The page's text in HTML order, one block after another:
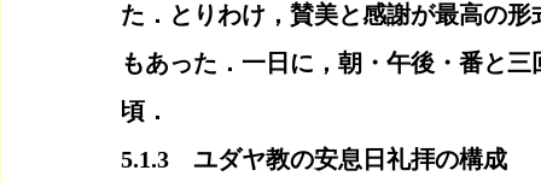
た．とりわけ，賛美と感謝が最高の
もあった．一日に，朝・午後・番と
頃．
5.1.3　ユダヤ教の安息日礼拝の構成